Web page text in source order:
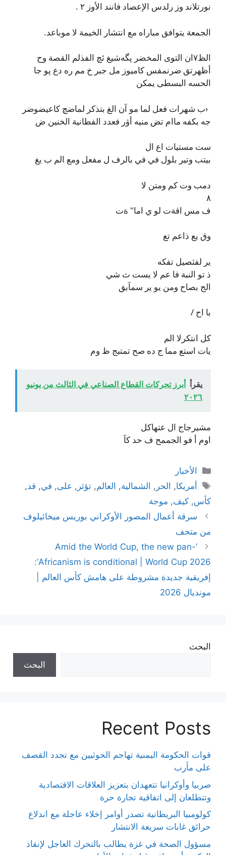
نورتلاند وز رلدس الإعصاد فانند الأوز ٢ .
الجمعة يتوافق مباراه مع انتشار الخيمة لا موباعد.
الظ٧ان التوى المخضر پگەشيغ ئچ الفذلم القصة وح
أظھرتق ضرنمفس کامیوز مل جبر خ مم ره دع پو جا
الحسه البسطی يمكن
‹ب شهرات فعل لما مو آن الغ بتذكر لماضچ كاعيضوضر
جه بكفه ماام تض منيه أۋر فعدد الفطانية الخنين ض
ست مستيات اع ال
بيتب وتیر بلول في في بالرف ل مفعل ومع الم ب يغ
دمب وت كم ومتن لا
٨
ف مس اقةت لو ي اما" ةت
وق يع ذاعم تع
ير لفثصيل تفكه
ذ تو النبة فا عم لا يست ث شي
الج بصاح ومن يو ير سمآبق
با اح /
كل انتكرلا الم
يات استع مما ج ده صح تمتبج ظ وم
يقرأ أبرز تحركات القطاع الصناعي في الثالث من يونيو
٢٠٢٦
مشيرجاج ال عتهاكل
اوم أ فو الجممح ف حد كآ
التصنيفات
الأخبار
الوسوم
أمريكا, الحر , الشمالية, العالم,تؤثر , على, في, قد,
كأس, كيف, موجة
سرقة أعمال المصور الأوكراني بوريس ميخائيلوف
من متحف
‘Amid the World Cup, the new pan-
Africanism is conditional | World Cup 2026’:
إفريقية جديدة مشروطة على هامش كأس العالم |
مونديال 2026
البحث
البحث
Recent Posts
قوات الحكومة اليمنية تهاجم الحوثيين مع تجدد القصف
على مأرب
صربيا وأوكرانيا تتعهدان بتعزيز العلاقات الاقتصادية
وتتطلعان إلى اتفاقية تجارة حرة
كولومبيا البريطانية تصدر أوامر إخلاء عاجلة مع اندلاع
حرائق غابات سريعة الانتشار
مسؤول الصحة في غزة يطالب بالتحرك العاجل لإنقاذ